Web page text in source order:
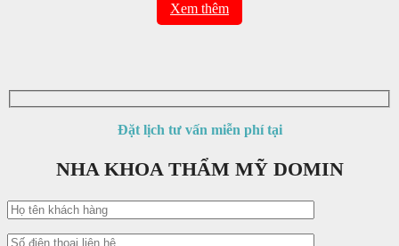
Xem thêm
Đặt lịch tư vấn miễn phí tại
NHA KHOA THẨM MỸ DOMIN